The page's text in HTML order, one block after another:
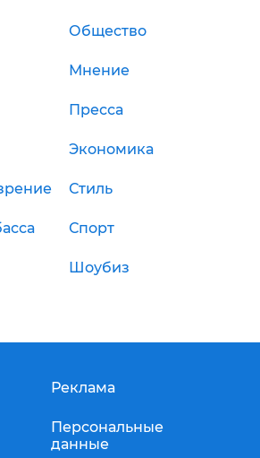
Общество
Мнение
Пресса
Экономика
Стиль
Спорт
Шоубиз
Реклама
Персональные
данные